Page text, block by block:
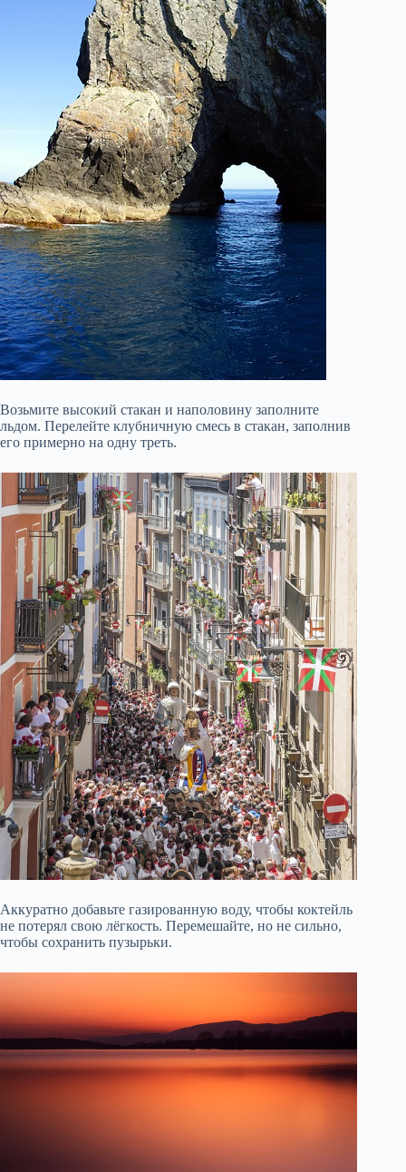
Возьмите высокий стакан и наполовину заполните
льдом. Перелейте клубничную смесь в стакан, заполнив
его примерно на одну треть.
Аккуратно добавьте газированную воду, чтобы коктейль
не потерял свою лёгкость. Перемешайте, но не сильно,
чтобы сохранить пузырьки.